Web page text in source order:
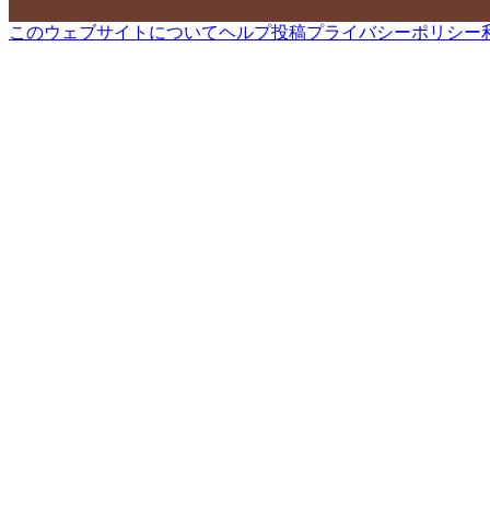
このウェブサイトについてヘルプ投稿プライバシーポリシー